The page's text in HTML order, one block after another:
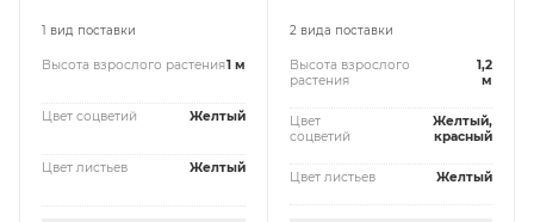
1 вид поставки
Высота взрослого растения1 м
Цвет соцветий Желтый
Цвет листьев Желтый
2 вида поставки
Высота взрослого
растения
1,2
м
Цвет
соцветий
Желтый,
красный
Цвет листьев Желтый